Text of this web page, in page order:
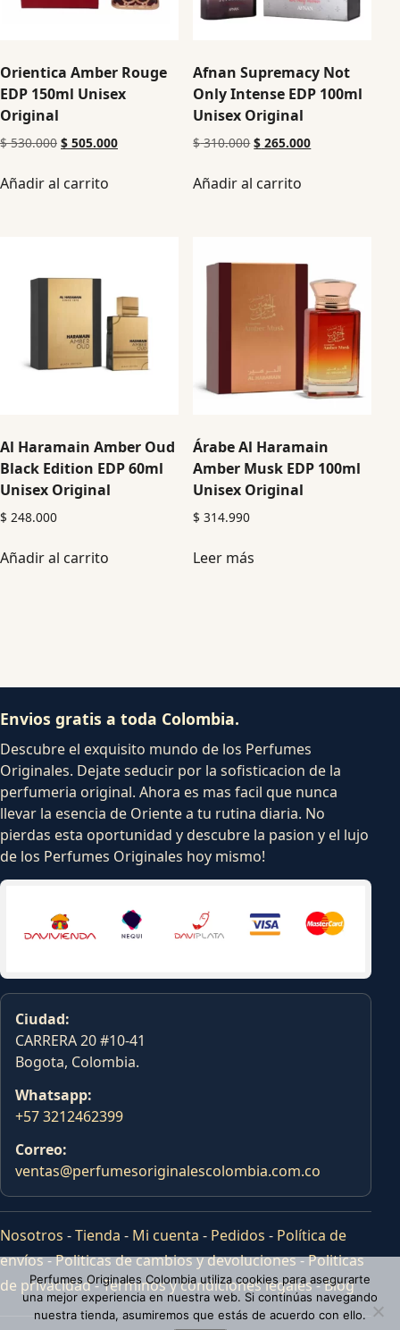
Orientica Amber Rouge
EDP 150ml Unisex
Original
$530.000 $ 505.000
Añadir al carrito
Afnan Supremacy Not
Only Intense EDP 100ml
Unisex Original
$310.000 $ 265.000
Añadir al carrito
Al Haramain Amber Oud
Black Edition EDP 60ml
Unisex Original
$ 248.000
Añadir al carrito
Árabe Al Haramain
Amber Musk EDP 100ml
Unisex Original
$ 314.990
Leer más
Envios gratis a toda Colombia.
Descubre el exquisito mundo de los Perfumes
Originales. Dejate seducir por la sofisticacion de la
perfumeria original. Ahora es mas facil que nunca
llevar la esencia de Oriente a tu rutina diaria. No
pierdas esta oportunidad y descubre la pasion y el lujo
de los Perfumes Originales hoy mismo!
Ciudad:
CARRERA 20 #10-41
Bogota, Colombia.
Whatsapp:
+57 3212462399
Correo:
ventas@perfumesoriginalescolombia.com.co
Nosotros -Tienda - Mi cuenta - Pedidos - Política de
envíos-Politicas de cambios y devoluciones-Politicas
de privacidad-Terminos y condiciones legales-Blog
Perfumes Originales Colombia utiliza cookies para asegurarte
una mejor experiencia en nuestra web. Si continúas navegando
nuestra tienda, asumiremos que estás de acuerdo con ello.